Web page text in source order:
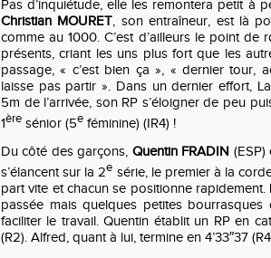
Pas d’inquiétude, elle les remontera petit à
Christian MOURET, son entraîneur, est là
comme au 1000. C’est d’ailleurs le point de
présents, criant les uns plus fort que les
passage, « c’est bien ça », « dernier tour,
laisse pas partir ». Dans un dernier effort,
5m de l’arrivée, son RP s’éloigner de peu
1ère sénior (5e féminine) (IR4) !
Du côté des garçons, Quentin FRADIN
s’élancent sur la 2e série, le premier à la
part vite et chacun se positionne
passée mais quelques petites
faciliter le travail. Quentin établit un RP en
(R2). Alfred, quant à lui, termine en 4’33″37